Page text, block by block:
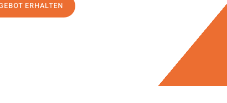
ERHALTEN